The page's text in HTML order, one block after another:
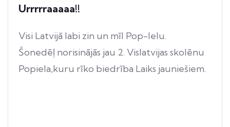
Urrrrraaaaa!!
Visi Latvijā labi zin un mīl Pop-Ielu.
Šonedēļ norisinājās jau 2. Vislatvijas skolēnu
Popiela,kuru rīko biedrība Laiks jauniešiem.